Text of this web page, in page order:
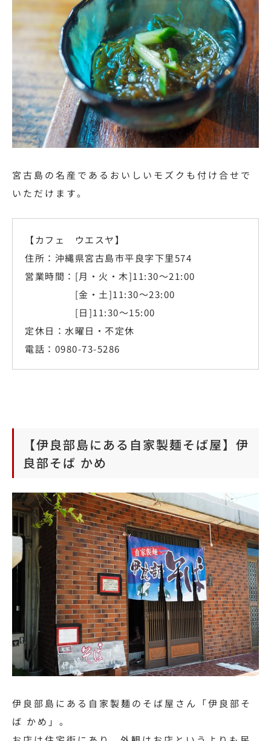
宮古島の名産であるおいしいモズクも付け合せで
いただけます。
【カフェ ウエスヤ】
住所：沖縄県宮古島市平良字下里574
営業時間：[月・火・木]11:30～21:00
[金・土]11:30～23:00
[日]11:30～15:00
定休日：水曜日・不定休
電話：0980-73-5286
【伊良部島にある自家製麺そば屋】伊
良部そば かめ
伊良部島にある自家製麺のそば屋さん「伊良部そ
ば かめ」。